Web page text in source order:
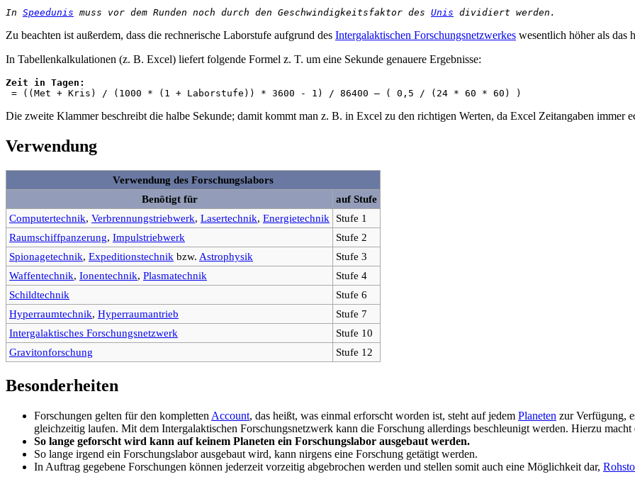
In Speedunis muss vor dem Runden noch durch den Geschwindigkeitsfaktor des Unis dividiert werden.
Zu beachten ist außerdem, dass die rechnerische Laborstufe aufgrund des Intergalaktischen Forschungsnetzwerkes wesentlich höher als das
In Tabellenkalkulationen (z. B. Excel) liefert folgende Formel z. T. um eine Sekunde genauere Ergebnisse:
Zeit in Tagen:
Die zweite Klammer beschreibt die halbe Sekunde; damit kommt man z. B. in Excel zu den richtigen Werten, da Excel Zeitangaben immer
Verwendung
Verwendung des Forschungslabors
Benötigt für
auf Stufe
Computertechnik, Verbrennungstriebwerk, Lasertechnik, Energietechnik
Stufe 1
Raumschiffpanzerung, Impulstriebwerk
Stufe 2
Spionagetechnik, Expeditionstechnik bzw. Astrophysik
Stufe 3
Waffentechnik, Ionentechnik, Plasmatechnik
Stufe 4
Schildtechnik
Stufe 6
Hyperraumtechnik, Hyperraumantrieb
Stufe 7
Intergalaktisches Forschungsnetzwerk
Stufe 10
Gravitonforschung
Stufe 12
Besonderheiten
Forschungen gelten für den kompletten Account, das heißt, was einmal erforscht worden ist, steht auf jedem Planeten zur Verfügung,
gleichzeitig laufen. Mit dem Intergalaktischen Forschungsnetzwerk kann die Forschung allerdings beschleunigt werden. Hierzu macht
So lange geforscht wird kann auf keinem Planeten ein Forschungslabor ausgebaut werden.
So lange irgend ein Forschungslabor ausgebaut wird, kann nirgens eine Forschung getätigt werden.
In Auftrag gegebene Forschungen können jederzeit vorzeitig abgebrochen werden und stellen somit auch eine Möglichkeit dar,